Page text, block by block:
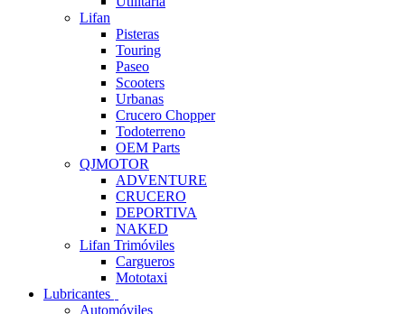
Lifan
Pisteras
Touring
Paseo
Scooters
Urbanas
Crucero Chopper
Todoterreno
OEM Parts
QJMOTOR
ADVENTURE
CRUCERO
DEPORTIVA
NAKED
Lifan Trimóviles
Cargueros
Mototaxi
Lubricantes
Automóviles